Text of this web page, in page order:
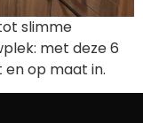
slimme
met deze 6
op maat in.